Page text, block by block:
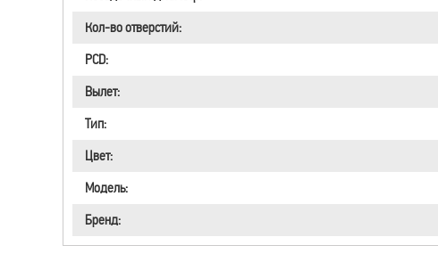
Кол-во отверстий:
PCD:
Вылет:
Тип:
Цвет:
Модель:
Бренд: